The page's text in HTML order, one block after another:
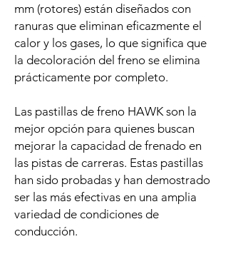
mm (rotores) están diseñados con
ranuras que eliminan eficazmente el
calor y los gases, lo que significa que
la decoloración del freno se elimina
prácticamente por completo.
Las pastillas de freno HAWK son la
mejor opción para quienes buscan
mejorar la capacidad de frenado en
las pistas de carreras. Estas pastillas
han sido probadas y han demostrado
ser las más efectivas en una amplia
variedad de condiciones de
conducción.